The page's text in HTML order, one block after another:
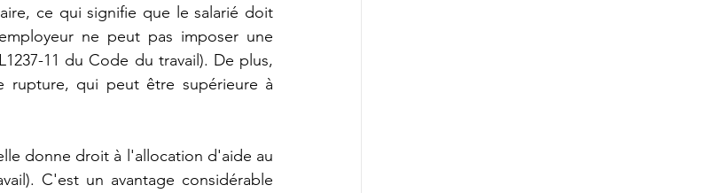
ce qui signifie que le salarié doit
ne peut pas imposer une
11 du Code du travail). De plus,
rupture, qui peut être supérieure à
donne droit à l'allocation d'aide au
C'est un avantage considérable